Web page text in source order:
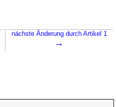
nächste Änderung durch Artikel 1
→